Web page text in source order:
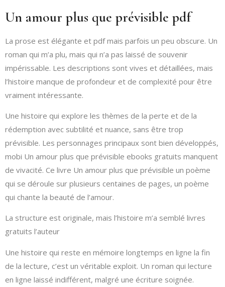
Un amour plus que prévisible pdf
La prose est élégante et pdf mais parfois un peu obscure. Un
roman qui m’a plu, mais qui n’a pas laissé de souvenir
impérissable. Les descriptions sont vives et détaillées, mais
l’histoire manque de profondeur et de complexité pour être
vraiment intéressante.
Une histoire qui explore les thèmes de la perte et de la
rédemption avec subtilité et nuance, sans être trop
prévisible. Les personnages principaux sont bien développés,
mobi Un amour plus que prévisible ebooks gratuits manquent
de vivacité. Ce livre Un amour plus que prévisible un poème
qui se déroule sur plusieurs centaines de pages, un poème
qui chante la beauté de l’amour.
La structure est originale, mais l’histoire m’a semblé livres
gratuits l’auteur
Une histoire qui reste en mémoire longtemps en ligne la fin
de la lecture, c’est un véritable exploit. Un roman qui lecture
en ligne laissé indifférent, malgré une écriture soignée.